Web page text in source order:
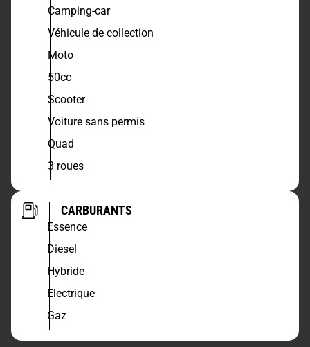
Camping-car
Véhicule de collection
Moto
50cc
Scooter
Voiture sans permis
Quad
3 roues
CARBURANTS
Essence
Diesel
Hybride
Electrique
Gaz